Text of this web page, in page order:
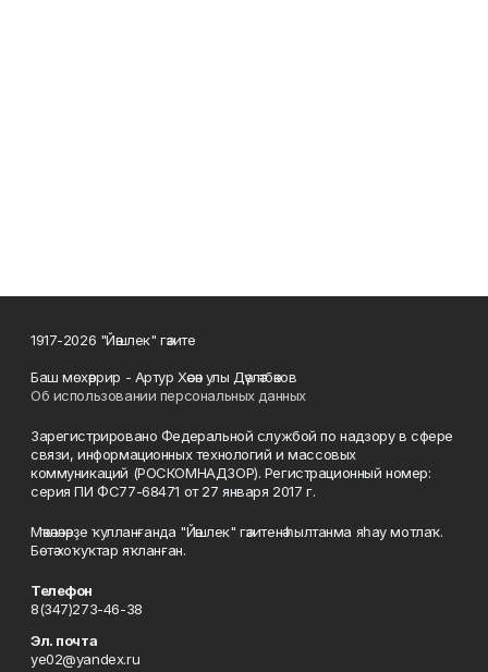
1917-2026 "Йәшлек" гәзите
Баш мөхәррир - Артур Хәсән улы Дәүләтбәков
Об использовании персональных данных
Зарегистрировано Федеральной службой по надзору в сфере
связи, информационных технологий и массовых
коммуникаций (РОСКОМНАДЗОР). Регистрационный номер:
серия ПИ ФС77-68471 от 27 января 2017 г.
Мәҡәләләрҙе ҡулланғанда "Йәшлек" гәзитенә һылтанма яһау мотлаҡ.
Бөтә хоҡуҡтар яҡланған.
Телефон
8(347)273-46-38
Эл. почта
ye02@yandex.ru